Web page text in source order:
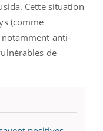
Cette situation
(comme
notamment anti-
de